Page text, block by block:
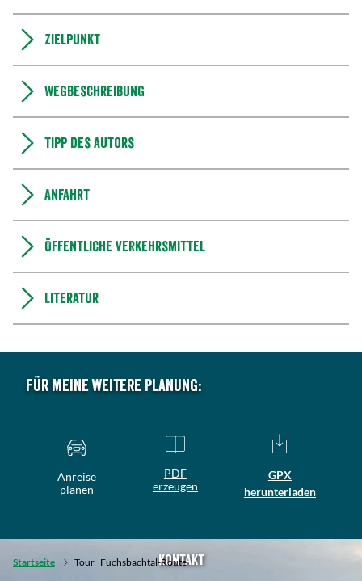
Zielpunkt
Wegbeschreibung
Tipp des Autors
Anfahrt
Öffentliche Verkehrsmittel
Literatur
Für meine weitere Planung:
Anreise
planen
PDF
erzeugen
GPX
herunterladen
Startseite Tour Fuchsbachtal-Route
Kontakt